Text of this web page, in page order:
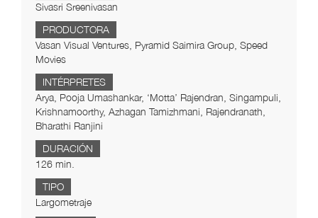
Sivasri Sreenivasan
PRODUCTORA
Vasan Visual Ventures, Pyramid Saimira Group, Speed
Movies
INTÉRPRETES
Arya, Pooja Umashankar, ‘Motta’ Rajendran, Singampuli,
Krishnamoorthy, Azhagan Tamizhmani, Rajendranath,
Bharathi Ranjini
DURACIÓN
126 min.
TIPO
Largometraje